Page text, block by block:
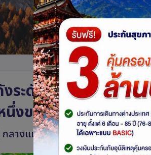
บท
ระดับตำนานเรื่อง
ของเหล่านักท่องเที่ย
กลางแม่น้ำบุคฮันกัง ในเมืองชุนชอ